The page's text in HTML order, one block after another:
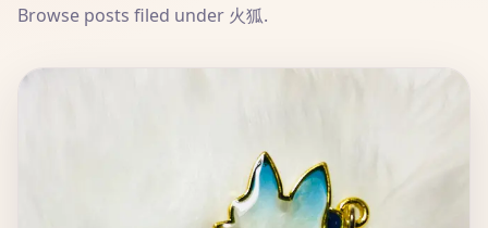
Browse posts filed under 火狐.